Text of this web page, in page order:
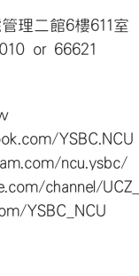
理二館6樓611室
or 66621
YSBC.NCU
ncu.ysbc/
channel/
YSBC_NCU